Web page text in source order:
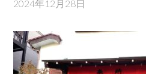
2024年12月28日